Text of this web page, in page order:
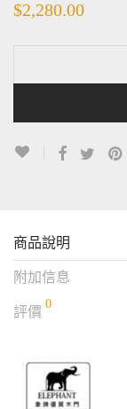
$2,280.00
商品說明
附加信息
評價
0